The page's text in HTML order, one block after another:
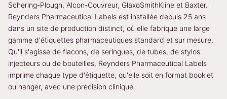
Schering-Plough, Alcon-Couvreur, GlaxoSmithKline et Baxter.
Reynders Pharmaceutical Labels est installée depuis 25 ans
dans un site de production distinct, où elle fabrique une large
gamme d'étiquettes pharmaceutiques standard et sur mesure.
Qu'il s'agisse de flacons, de seringues, de tubes, de stylos
injecteurs ou de bouteilles, Reynders Pharmaceutical Labels
imprime chaque type d'étiquette, qu'elle soit en format booklet
ou hanger, avec une précision clinique.